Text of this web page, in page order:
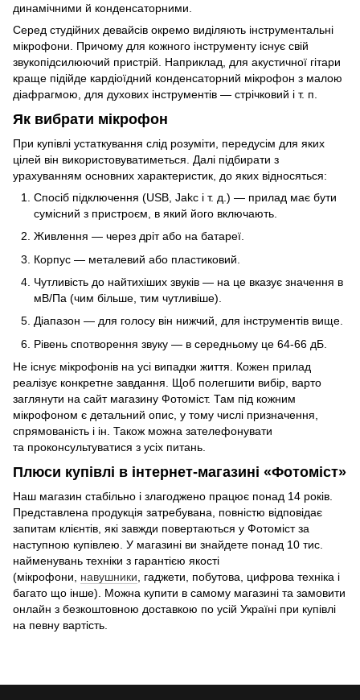
динамічними й конденсаторними.
Серед студійних девайсів окремо виділяють інструментальні
мікрофони. Причому для кожного інструменту існує свій
звукопідсилюючий пристрій. Наприклад, для акустичної гітари
краще підійде кардіоїдний конденсаторний мікрофон з малою
діафрагмою, для духових інструментів — стрічковий і т. п.
Як вибрати мікрофон
При купівлі устаткування слід розуміти, передусім для яких
цілей він використовуватиметься. Далі підбирати з
урахуванням основних характеристик, до яких відносяться:
Спосіб підключення (USB, Jakc і т. д.) — прилад має бути
сумісний з пристроєм, в який його включають.
Живлення — через дріт або на батареї.
Корпус — металевий або пластиковий.
Чутливість до найтихіших звуків — на це вказує значення в
мВ/Па (чим більше, тим чутливіше).
Діапазон — для голосу він нижчий, для інструментів вище.
Рівень спотворення звуку — в середньому це 64-66 дБ.
Не існує мікрофонів на усі випадки життя. Кожен прилад
реалізує конкретне завдання. Щоб полегшити вибір, варто
заглянути на сайт магазину Фотоміст. Там під кожним
мікрофоном є детальний опис, у тому числі призначення,
спрямованість і ін. Також можна зателефонувати
та проконсультуватися з усіх питань.
Плюси купівлі в інтернет-магазині «Фотоміст»
Наш магазин стабільно і злагоджено працює понад 14 років.
Представлена продукція затребувана, повністю відповідає
запитам клієнтів, які завжди повертаються у Фотоміст за
наступною купівлею. У магазині ви знайдете понад 10 тис.
найменувань техніки з гарантією якості
(мікрофони, навушники , гаджети, побутова, цифрова техніка і
багато що інше). Можна купити в самому магазині та замовити
онлайн з безкоштовною доставкою по усій Україні при купівлі
на певну вартість.